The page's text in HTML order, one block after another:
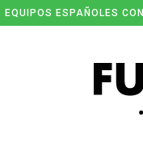
EQUIPOS ESPAÑOLES